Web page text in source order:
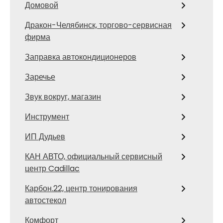
Домовой
Дракон-Челябинск, торгово-сервисная
фирма
Заправка автокондиционеров
Заречье
Звук вокруг, магазин
Инструмент
ИП Дудьев
КАН АВТО, официальный сервисный
центр Cadillac
Карбон.22, центр тонирования
автостекол
Комфорт